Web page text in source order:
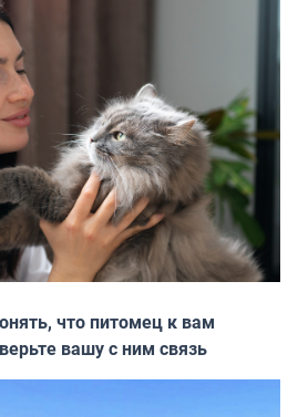
что питомец к вам
вашу с ним связь